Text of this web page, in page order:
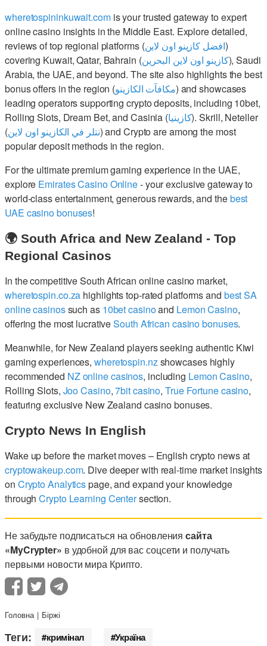
wheretospininkuwait.comis your trusted gateway to expert
online casino insights in the Middle East. Explore detailed,
reviews of top regional platforms (افضل كازينو اون لاين)
covering Kuwait, Qatar, Bahrain (كازينو اون لاين البحرين), Saudi
Arabia, the UAE, and beyond. The site also highlights the best
bonus offers in the region (مكافآت الكازينو) and showcases
leading operators supporting crypto deposits, including 10bet,
Rolling Slots, Dream Bet, and Casinia (كازينيا). Skrill, Neteller
(نتلر في الكازينو اون لاين) and Crypto are among the most
popular deposit methods in the region.
For the ultimate premium gaming experience in the UAE,
explore Emirates Casino Online- your exclusive gateway to
world-class entertainment, generous rewards, and thebest
UAE casino bonuses!
🌍 South Africa and New Zealand - Top
Regional Casinos
In the competitive South African online casino market,
wheretospin.co.za highlights top-rated platforms and best SA
online casinossuch as 10bet casinoand Lemon Casino,
offering the most lucrativeSouth African casino bonuses.
Meanwhile, for New Zealand players seeking authentic Kiwi
gaming experiences, wheretospin.nzshowcases highly
recommended NZ online casinos, including Lemon Casino,
Rolling Slots, Joo Casino,7bit casino,True Fortune casino,
featuring exclusive New Zealand casino bonuses.
Crypto News In English
Wake up before the market moves – English crypto news at
cryptowakeup.com. Dive deeper with real-time market insights
on Crypto Analyticspage, and expand your knowledge
throughCrypto Learning Centersection.
Не забудьте подписаться на обновлениясайта
«MyCrypter» в удобной для вас соцсети и получать
первыми новости мира Крипто.
Головна Біржі
Теги: кримінал Україна